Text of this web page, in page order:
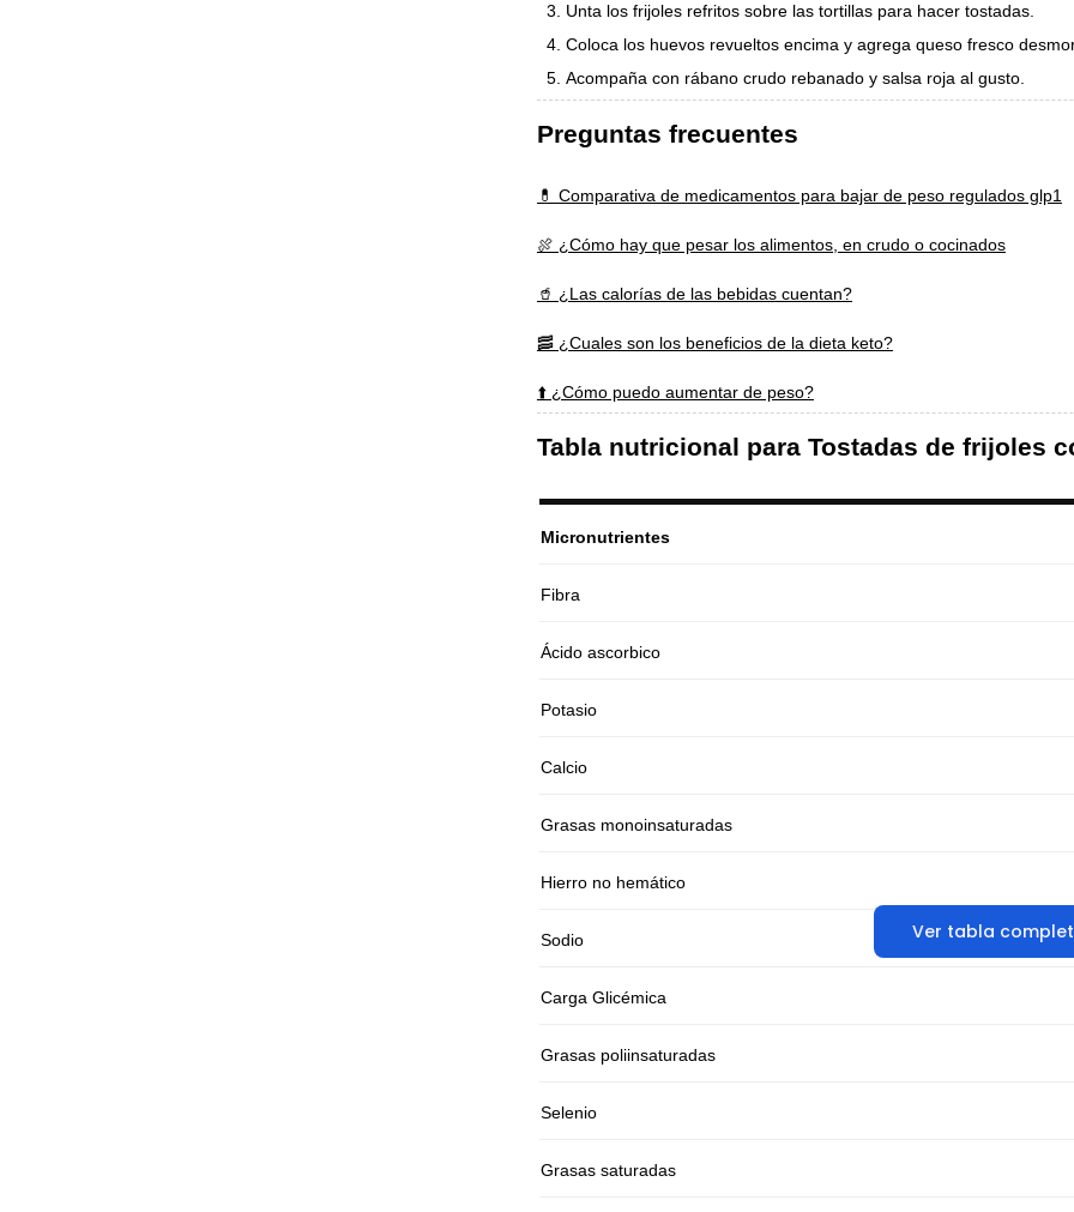
Unta los frijoles refritos sobre las tortillas para hacer tostadas.
Coloca los huevos revueltos encima y agrega queso fresco
Acompaña con rábano crudo rebanado y salsa roja al gusto.
Preguntas frecuentes
💊 Comparativa de medicamentos para bajar de peso regulados glp1
🍖 ¿Cómo hay que pesar los alimentos, en crudo o cocinados
🥤 ¿Las calorías de las bebidas cuentan?
🥓 ¿Cuales son los beneficios de la dieta keto?
⬆️ ¿Cómo puedo aumentar de peso?
Tabla nutricional para Tostadas de frijoles
Ver tabla
Micronutrientes
Fibra
Ácido ascorbico
Potasio
Calcio
Grasas monoinsaturadas
Hierro no hemático
Sodio
Carga Glicémica
Grasas poliinsaturadas
Selenio
Grasas saturadas